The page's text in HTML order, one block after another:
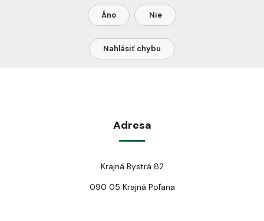
Áno Nie
Nahlásiť chybu
Adresa
Krajná Bystrá 82
090 05 Krajná Poľana